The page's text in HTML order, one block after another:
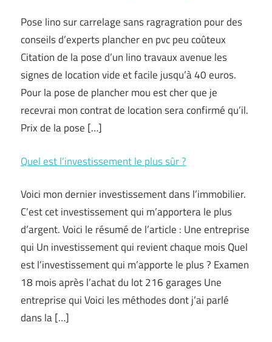
Pose lino sur carrelage sans ragragration pour des
conseils d’experts plancher en pvc peu coûteux
Citation de la pose d’un lino travaux avenue les
signes de location vide et facile jusqu’à 40 euros.
Pour la pose de plancher mou est cher que je
recevrai mon contrat de location sera confirmé qu’il.
Prix de la pose […]
Quel est l’investissement le plus sûr ?
Voici mon dernier investissement dans l’immobilier.
C’est cet investissement qui m’apportera le plus
d’argent. Voici le résumé de l’article : Une entreprise
qui Un investissement qui revient chaque mois Quel
est l’investissement qui m’apporte le plus ? Examen
18 mois après l’achat du lot 216 garages Une
entreprise qui Voici les méthodes dont j’ai parlé
dans la […]